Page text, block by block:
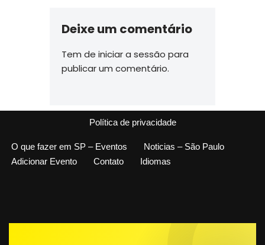
Deixe um comentário
Tem de iniciar a sessão para
publicar um comentário.
Política de privacidade
O que fazer em SP – Eventos
Noticias – São Paulo
Adicionar Evento
Contato Idiomas